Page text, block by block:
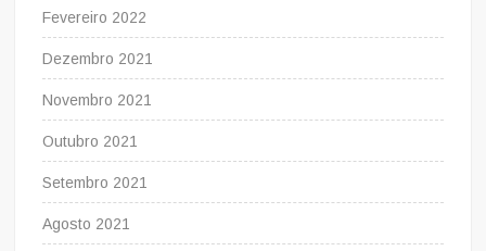
Fevereiro 2022
Dezembro 2021
Novembro 2021
Outubro 2021
Setembro 2021
Agosto 2021